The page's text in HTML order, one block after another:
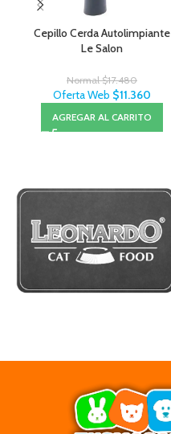
Cepillo Cerda Autolimpiante
Le Salon
Normal$17.480
Oferta Web $11.360
AGREGAR AL CARRITO